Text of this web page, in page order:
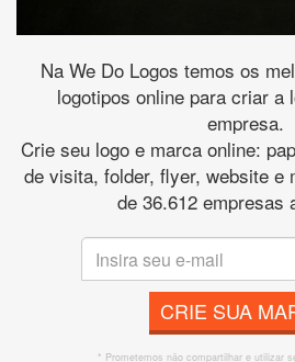
Na We Do Logos temos os
logotipos online para criar a
empresa.
Crie seu logo e marca online:
de visita, folder, flyer, website e
de 36.612 empresas
CRIE SUA
* Prometemos não compartilhar e utilizar